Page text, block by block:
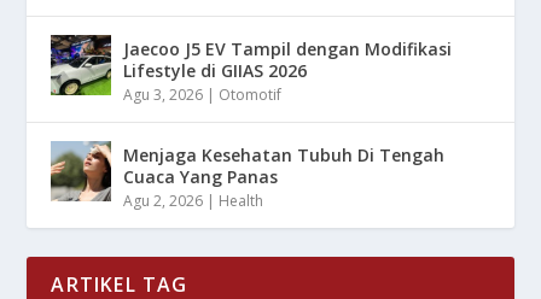
Jaecoo J5 EV Tampil dengan Modifikasi
Lifestyle di GIIAS 2026
Agu 3, 2026 | Otomotif
Menjaga Kesehatan Tubuh Di Tengah
Cuaca Yang Panas
Agu 2, 2026 | Health
ARTIKEL TAG